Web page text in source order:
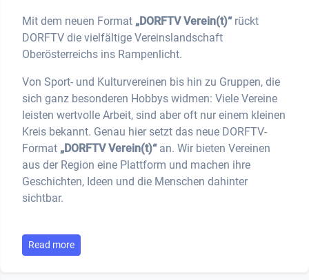
Mit dem neuen Format „DORFTV Verein(t)“rückt
DORFTV die vielfältige Vereinslandschaft
Oberösterreichs ins Rampenlicht.
Von Sport- und Kulturvereinen bis hin zu Gruppen, die
sich ganz besonderen Hobbys widmen: Viele Vereine
leisten wertvolle Arbeit, sind aber oft nur einem kleinen
Kreis bekannt. Genau hier setzt das neue DORFTV-
Format „DORFTV Verein(t)“an. Wir bieten Vereinen
aus der Region eine Plattform und machen ihre
Geschichten, Ideen und die Menschen dahinter
sichtbar.
Read more